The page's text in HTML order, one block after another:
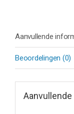
Aanvullende
Beoordelingen (0)